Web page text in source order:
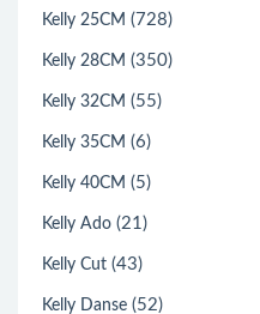
Kelly 25CM (728)
Kelly 28CM (350)
Kelly 32CM (55)
Kelly 35CM (6)
Kelly 40CM (5)
Kelly Ado (21)
Kelly Cut (43)
Kelly Danse (52)